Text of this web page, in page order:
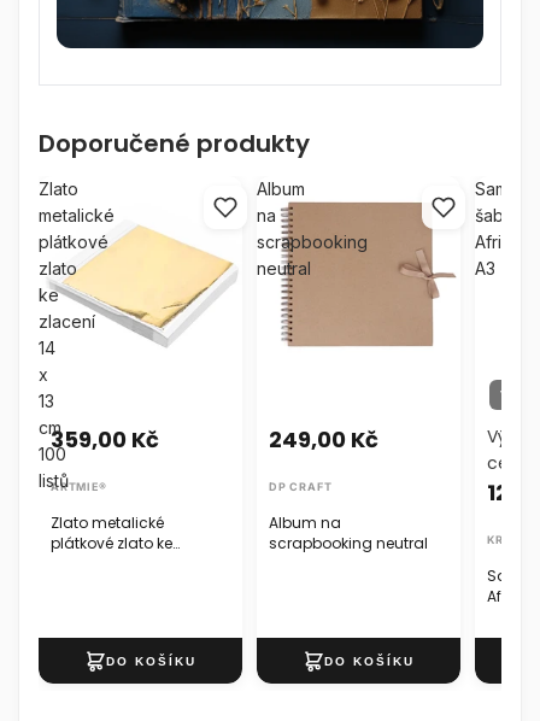
Doporučené produkty
Zlato
metalické
plátkové
zlato
ke
zlacení
14
x
13
cm
100
listů
Zlato metalické
plátkové zlato ke
359,00 Kč
ARTMIE®
Album
na
scrapbooking
neutral
Album na
scrapbooking neutral
249,00 Kč
DP CRAFT
šablona
Afrika
A3
Afrika
cena
KREUL